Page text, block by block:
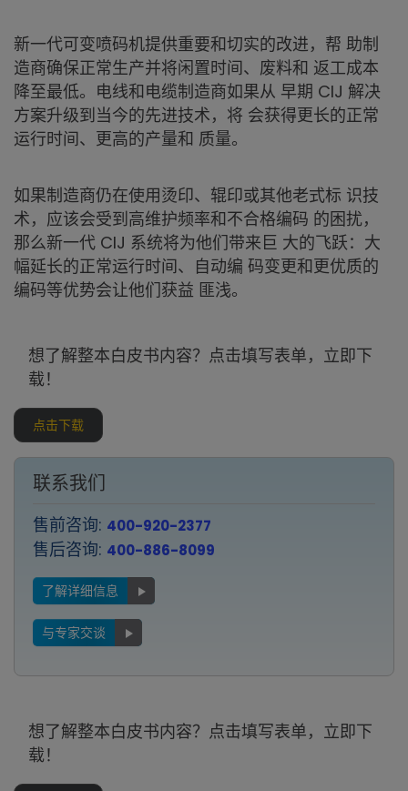
新一代可变喷码机提供重要和切实的改进，帮 助制
造商确保正常生产并将闲置时间、废料和 返工成本
降至最低。电线和电缆制造商如果从 早期 CIJ 解决
方案升级到当今的先进技术，将 会获得更长的正常
运行时间、更高的产量和 质量。
如果制造商仍在使用烫印、辊印或其他老式标 识技
术，应该会受到高维护频率和不合格编码 的困扰，
那么新一代 CIJ 系统将为他们带来巨 大的飞跃：大
幅延长的正常运行时间、自动编 码变更和更优质的
编码等优势会让他们获益 匪浅。
想了解整本白皮书内容？点击填写表单，立即下
载！
点击下载
联系我们
售前咨询: 400-920-2377
售后咨询: 400-886-8099
了解详细信息
与专家交谈
想了解整本白皮书内容？点击填写表单，立即下
载！